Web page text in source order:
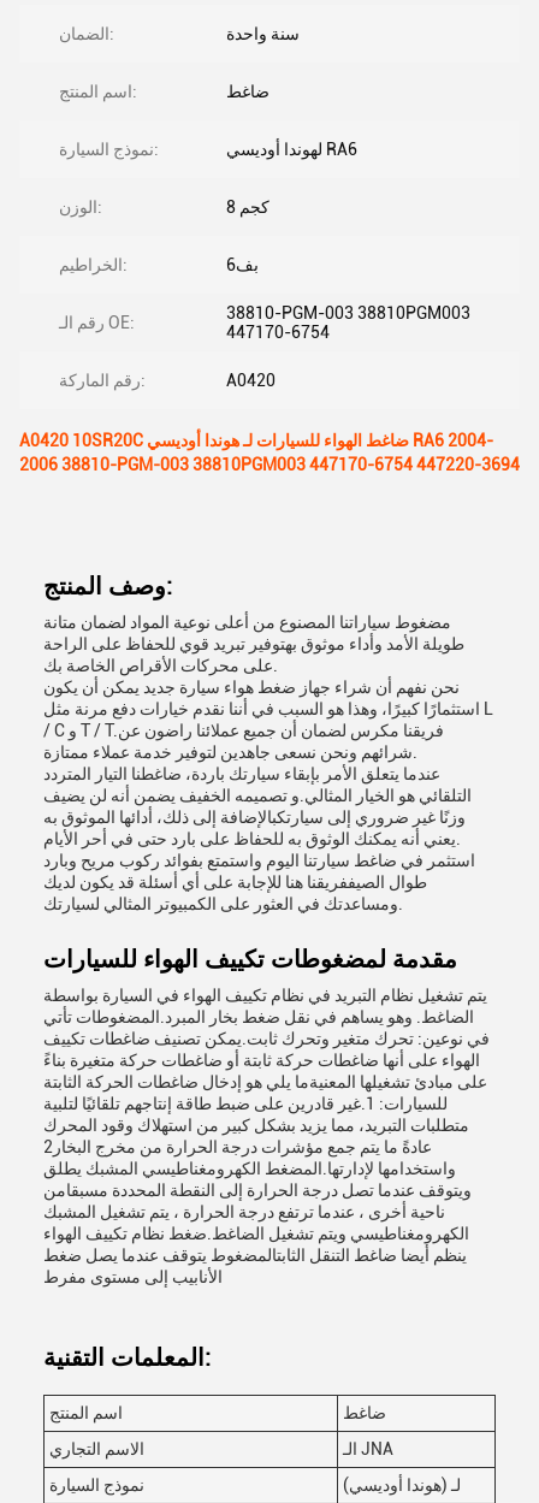
الضمان: سنة واحدة
اسم المنتج: ضاغط
نموذج السيارة: لهوندا أوديسي RA6
الوزن: 8 كجم
الخراطيم: بف6
رقم الـ OE:
38810-PGM-003 38810PGM003
447170-6754
رقم الماركة: A0420
A0420 10SR20C ضاغط الهواء للسيارات لـ هوندا أوديسي RA6 2004-
2006 38810-PGM-003 38810PGM003 447170-6754 447220-3694
وصف المنتج:
مضغوط سياراتنا المصنوع من أعلى نوعية المواد لضمان متانة
طويلة الأمد وأداء موثوق بهتوفير تبريد قوي للحفاظ على الراحة
نحن نفهم أن شراء جهاز ضغط هواء سيارة جديد يمكن أن يكون
استثمارًا كبيرًا، وهذا هو السبب في أننا نقدم خيارات دفع مرنة مثل L
/ C و T / T.فريقنا مكرس لضمان أن جميع عملائنا راضون عن
عندما يتعلق الأمر بإبقاء سيارتك باردة، ضاغطنا التيار المتردد
التلقائي هو الخيار المثالي.و تصميمه الخفيف يضمن أنه لن يضيف
وزنًا غير ضروري إلى سيارتكبالإضافة إلى ذلك، أدائها الموثوق به
استثمر في ضاغط سيارتنا اليوم واستمتع بفوائد ركوب مريح وبارد
طوال الصيففريقنا هنا للإجابة على أي أسئلة قد يكون لديك
مقدمة لمضغوطات تكييف الهواء للسيارات
يتم تشغيل نظام التبريد في نظام تكييف الهواء في السيارة بواسطة
الضاغط. وهو يساهم في نقل ضغط بخار المبرد.المضغوطات تأتي
في نوعين: تحرك متغير وتحرك ثابت.يمكن تصنيف ضاغطات تكييف
الهواء على أنها ضاغطات حركة ثابتة أو ضاغطات حركة متغيرة بناءً
على مبادئ تشغيلها المعنيةما يلي هو إدخال ضاغطات الحركة الثابتة
للسيارات: 1.غير قادرين على ضبط طاقة إنتاجهم تلقائيًا لتلبية
متطلبات التبريد، مما يزيد بشكل كبير من استهلاك وقود المحرك
2عادةً ما يتم جمع مؤشرات درجة الحرارة من مخرج البخار
واستخدامها لإدارتها.المضغط الكهرومغناطيسي المشبك يطلق
ويتوقف عندما تصل درجة الحرارة إلى النقطة المحددة مسبقامن
ناحية أخرى ، عندما ترتفع درجة الحرارة ، يتم تشغيل المشبك
الكهرومغناطيسي ويتم تشغيل الضاغط.ضغط نظام تكييف الهواء
ينظم أيضا ضاغط التنقل الثابتالمضغوط يتوقف عندما يصل ضغط
الأنابيب إلى مستوى مفرط
المعلمات التقنية:
اسم المنتج
ضاغط
الاسم التجاري
الـ JNA
نموذج السيارة
لـ (هوندا أوديسي)